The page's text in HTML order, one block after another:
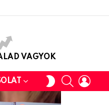
VAGYOK
SWITCH
SKIN
SEARCH